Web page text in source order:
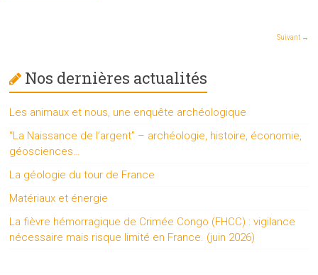
Suivant →
Nos dernières actualités
Les animaux et nous, une enquête archéologique
“La Naissance de l’argent” – archéologie, histoire, économie,
géosciences…
La géologie du tour de France
Matériaux et énergie
La fièvre hémorragique de Crimée Congo (FHCC) : vigilance
nécessaire mais risque limité en France. (juin 2026)